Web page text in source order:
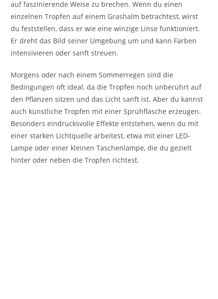
auf faszinierende Weise zu brechen. Wenn du einen
einzelnen Tropfen auf einem Grashalm betrachtest, wirst
du feststellen, dass er wie eine winzige Linse funktioniert.
Er dreht das Bild seiner Umgebung um und kann Farben
intensivieren oder sanft streuen.
Morgens oder nach einem Sommerregen sind die
Bedingungen oft ideal, da die Tropfen noch unberührt auf
den Pflanzen sitzen und das Licht sanft ist. Aber du kannst
auch künstliche Tropfen mit einer Sprühflasche erzeugen.
Besonders eindrucksvolle Effekte entstehen, wenn du mit
einer starken Lichtquelle arbeitest, etwa mit einer LED-
Lampe oder einer kleinen Taschenlampe, die du gezielt
hinter oder neben die Tropfen richtest.